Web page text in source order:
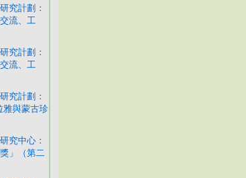
究計劃：
流、工
究計劃：
流、工
究計劃：
雅與蒙古珍
究中心：
」（第二